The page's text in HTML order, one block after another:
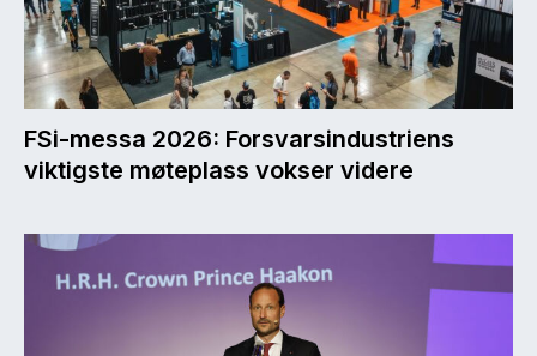
FSi-messa 2026: Forsvarsindustriens
viktigste møteplass vokser videre